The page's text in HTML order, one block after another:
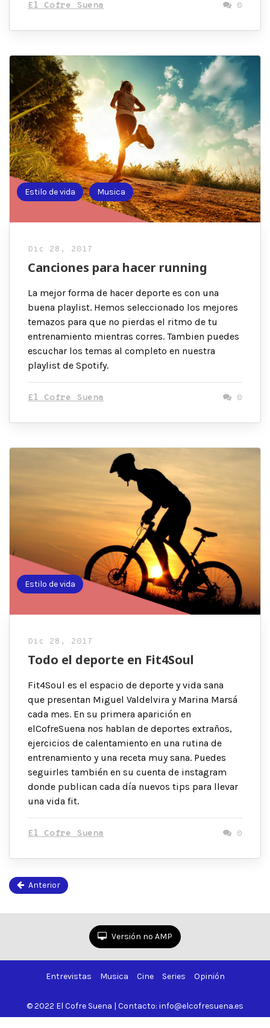
El Cofre Suena 0
Estilo de vida Musica
Dic 28, 2017
Canciones para hacer running
La mejor forma de hacer deporte es con una
buena playlist. Hemos seleccionado los mejores
temazos para que no pierdas el ritmo de tu
entrenamiento mientras corres. Tambien puedes
escuchar los temas al completo en nuestra
playlist de Spotify.
El Cofre Suena 0
Estilo de vida
Dic 28, 2017
Todo el deporte en Fit4Soul
Fit4Soul es el espacio de deporte y vida sana
que presentan Miguel Valdelvira y Marina Marsá
cada mes. En su primera aparición en
elCofreSuena nos hablan de deportes extraños,
ejercicios de calentamiento en una rutina de
entrenamiento y una receta muy sana. Puedes
seguirles también en su cuenta de instagram
donde publican cada día nuevos tips para llevar
una vida fit.
El Cofre Suena 0
Anterior
Versión no AMP
Entrevistas Musica Cine Series Opinión
© 2022 El Cofre Suena | Contacto: info@elcofresuena.es